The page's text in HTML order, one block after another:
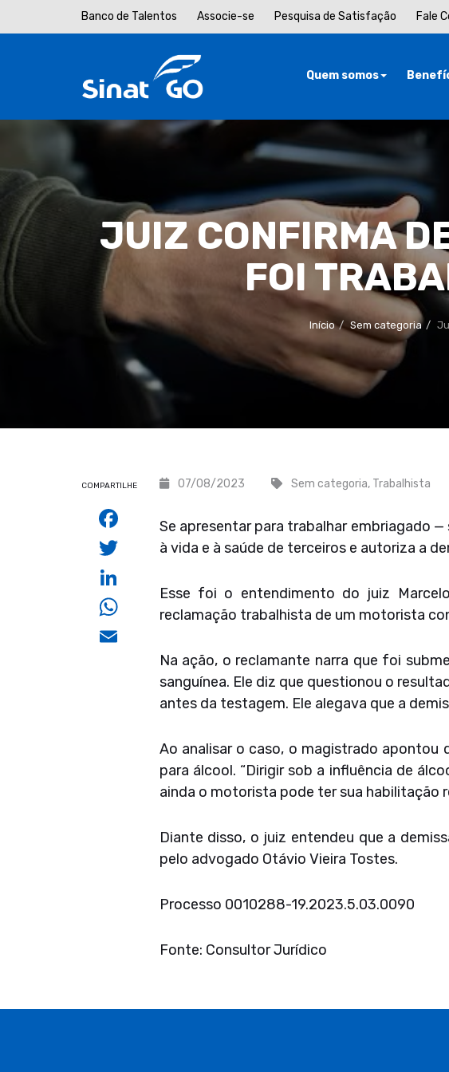
Banco de Talentos Associe-se Pesquisa de Satisfação Fale
Quem somos
JUIZ CONFIRMA
FOI
Início Sem categoria
07/08/2023 Sem categoria, Trabalhista
Se apresentar para trabalhar embriagado
à vida e à saúde de terceiros e autoriza a
Esse foi o entendimento do juiz
reclamação trabalhista de um motorista
Na ação, o reclamante narra que foi
sanguínea. Ele diz que questionou o
antes da testagem. Ele alegava que a
Ao analisar o caso, o magistrado
para álcool. “Dirigir sob a influência de
ainda o motorista pode ter sua habilitação
Diante disso, o juiz entendeu que a
pelo advogado Otávio Vieira Tostes.
Processo 0010288-19.2023.5.03.0090
Fonte: Consultor Jurídico
COMPARTILHE
Facebook
Twitter
WhatsApp